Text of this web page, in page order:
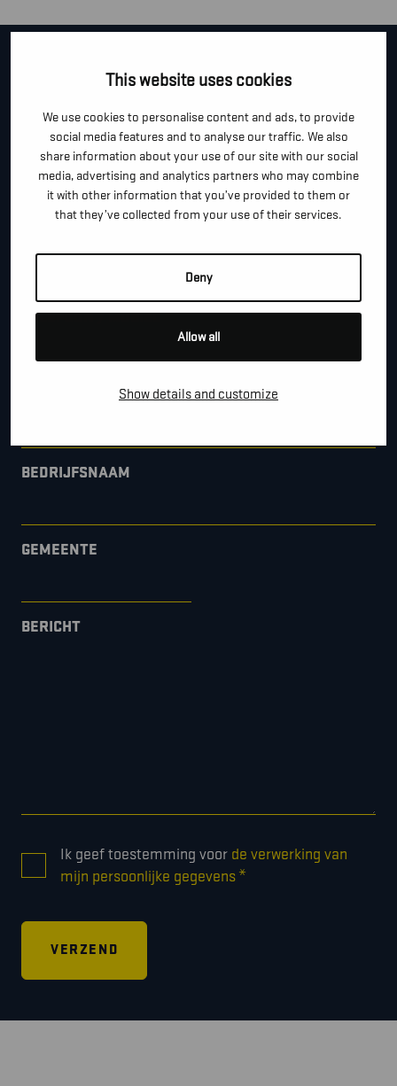
This website uses cookies
We use cookies to personalise content and ads, to provide
social media features and to analyse our traffic. We also
share information about your use of our site with our social
media, advertising and analytics partners who may combine
it with other information that you’ve provided to them or
that they’ve collected from your use of their services.
Deny
Allow all
Show details and customize
CONTACTEER ONS!
Je kan dit formulier gebruiken om meer informatie te
vragen, een afspraak te maken of gewoon om even
hallo te zeggen.
" geeft vereiste velden aan
TELEFOON / MOBIEL *
BEDRIJFSNAAM
GEMEENTE
BERICHT
* Ik geef toestemming voor de verwerking van
mijn persoonlijke gegevens*